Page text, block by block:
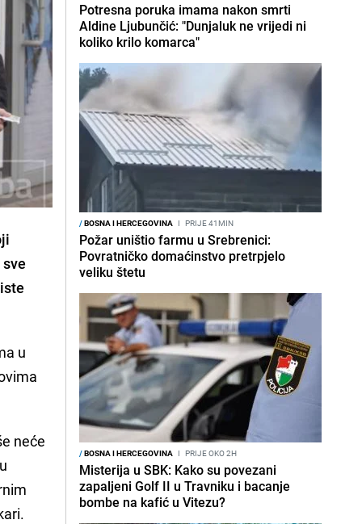
u
neće
Potresna poruka imama nakon smrti
Aldine Ljubunčić: "Dunjaluk ne vrijedi ni
koliko krilo komarca"
/BOSNA I HERCEGOVINA I PRIJE 41MIN
Požar uništio farmu u Srebrenici:
Povratničko domaćinstvo pretrpjelo
veliku štetu
/BOSNA I HERCEGOVINA I PRIJE OKO 2H
Misterija u SBK: Kako su povezani
zapaljeni Golf II u Travniku i bacanje
bombe na kafić u Vitezu?